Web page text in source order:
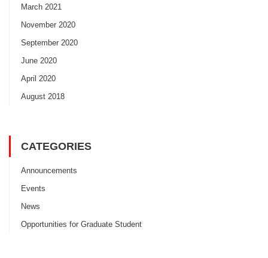
March 2021
November 2020
September 2020
June 2020
April 2020
August 2018
CATEGORIES
Announcements
Events
News
Opportunities for Graduate Student